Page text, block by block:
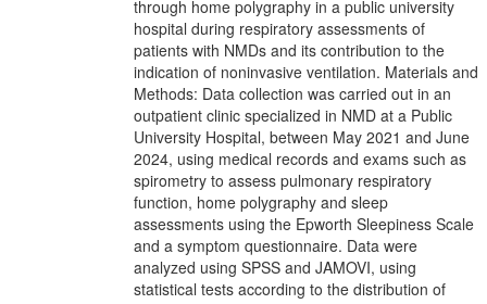
through home polygraphy in a public university
hospital during respiratory assessments of
patients with NMDs and its contribution to the
indication of noninvasive ventilation. Materials and
Methods: Data collection was carried out in an
outpatient clinic specialized in NMD at a Public
University Hospital, between May 2021 and June
2024, using medical records and exams such as
spirometry to assess pulmonary respiratory
function, home polygraphy and sleep
assessments using the Epworth Sleepiness Scale
and a symptom questionnaire. Data were
analyzed using SPSS and JAMOVI, using
statistical tests according to the distribution of